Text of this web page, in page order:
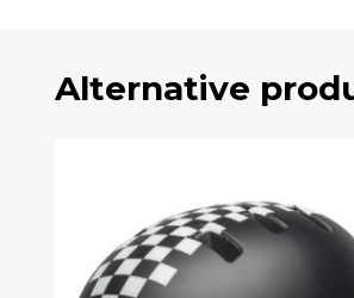
Alternative